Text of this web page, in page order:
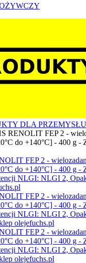
DLA PRZEMYSŁU
RENOLIT FEP 2 -
do +140°C] - 400 g -